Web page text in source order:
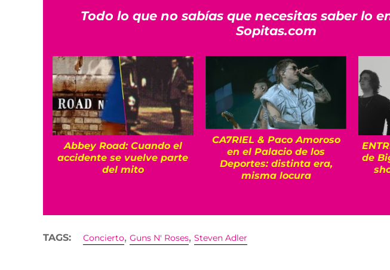
Todo lo que no sabías que necesitas saber lo
Sopitas.com
Abbey Road: Cuando el
accidente se vuelve parte
del mito
CA7RIEL & Paco Amoroso
en el Palacio de los
Deportes: distinta era,
misma locura
de
TAGS: Concierto, Guns N' Roses, Steven Adler